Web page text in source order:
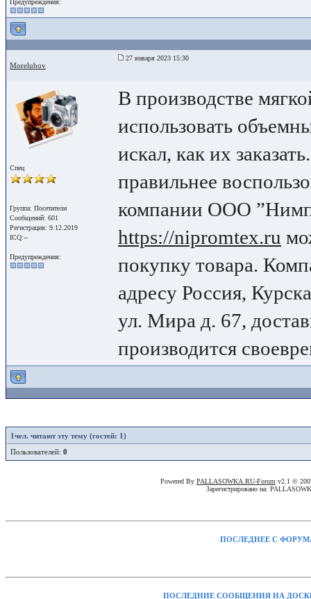
Предупреждения:
Morelubov
27 января 2023 15:30
Спец
Группа: Посетители
Сообщений: 601
Регистрация: 9.12.2019
ICQ:--
Предупреждения:
В производстве
использовать
искал, как их
правильнее
компании ООО
https://nipromtex.ru
покупку товара.
адресу Россия,
ул. Мира д. 67,
производится
1чел. читают эту тему (гостей: 1)
Пользователей: 0
Powered By PALLASOWKA.RU-Forum v2.1 ©
Зарегистрировано на:
ПОСЛЕДНЕЕ С
ПОСЛЕДНИЕ СООБЩЕНИЯ НА